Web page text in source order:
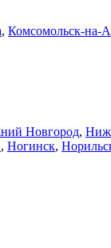
, Комсомольск-на-
Новгород,
, Ногинск,